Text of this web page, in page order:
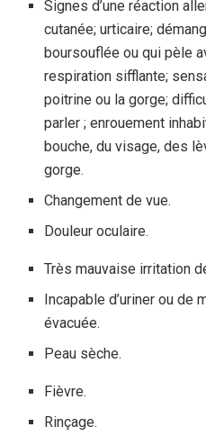
Signes d’une réaction
cutanée; urticaire;
boursouflée ou qui pèle
respiration sifflante;
poitrine ou la gorge;
parler ; enrouement
bouche, du visage, des
gorge.
Changement de vue.
Douleur oculaire.
Très mauvaise irritation
Incapable d’uriner ou de
évacuée.
Peau sèche.
Fièvre.
Rinçage.